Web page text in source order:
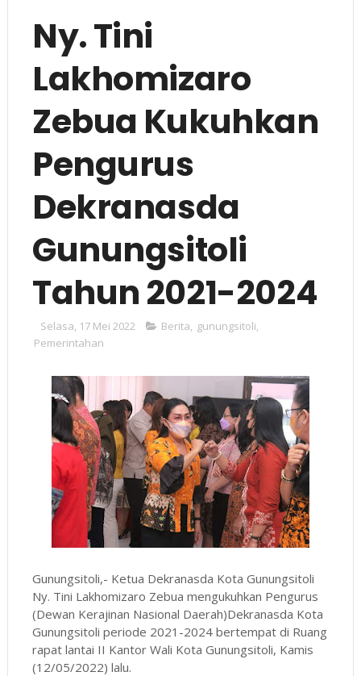
Ny. Tini
Lakhomizaro
Zebua Kukuhkan
Pengurus
Dekranasda
Gunungsitoli
Tahun 2021-2024
Selasa, 17 Mei 2022 Berita, gunungsitoli,
Pemerintahan
Gunungsitoli,- Ketua Dekranasda Kota Gunungsitoli
Ny. Tini Lakhomizaro Zebua mengukuhkan Pengurus
(Dewan Kerajinan Nasional Daerah)Dekranasda Kota
Gunungsitoli periode 2021-2024 bertempat di Ruang
rapat lantai II Kantor Wali Kota Gunungsitoli, Kamis
(12/05/2022) lalu.